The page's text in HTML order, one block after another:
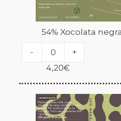
54% Xocolata
-
+
4,20€